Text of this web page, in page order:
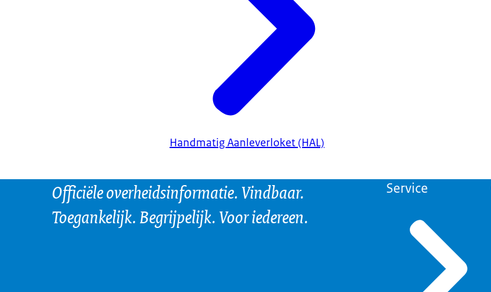
Handmatig Aanleverloket (HAL)
Officiële overheidsinformatie. Vindbaar.
Toegankelijk. Begrijpelijk. Voor iedereen.
Service